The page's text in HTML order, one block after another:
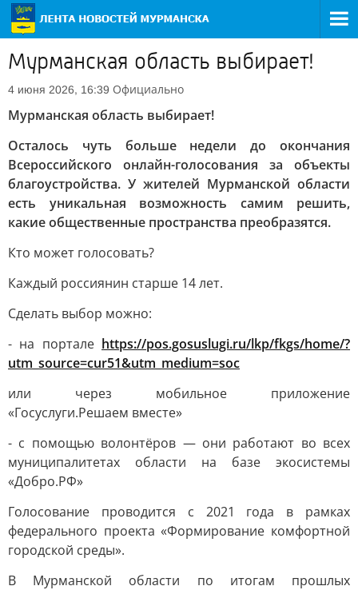
Мурманская область выбирает!
4 июня 2026, 16:39 Официально
Мурманская область выбирает!
Осталось чуть больше недели до окончания
Всероссийского онлайн-голосования за объекты
благоустройства. У жителей Мурманской области
есть уникальная возможность самим решить,
какие общественные пространства преобразятся.
Кто может голосовать?
Каждый россиянин старше 14 лет.
Сделать выбор можно:
- на портале https://pos.gosuslugi.ru/lkp/fkgs/home/?
utm_source=cur51&utm_medium=soc
или через мобильное приложение
«Госуслуги.Решаем вместе»
- с помощью волонтёров — они работают во всех
муниципалитетах области на базе экосистемы
«Добро.РФ»
Голосование проводится с 2021 года в рамках
федерального проекта «Формирование комфортной
городской среды».
В Мурманской области по итогам прошлых